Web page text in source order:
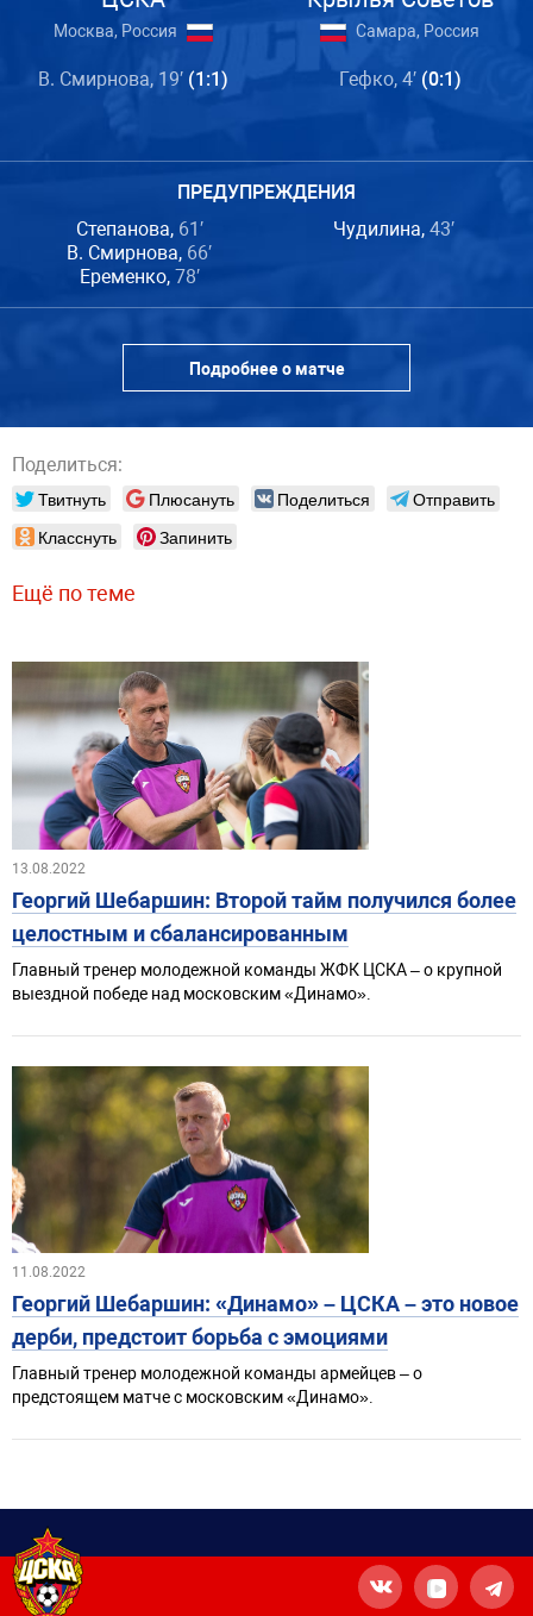
Москва, Россия Самара, Россия
В. Смирнова, 19′ (1:1) Гефко, 4′ (0:1)
ПРЕДУПРЕЖДЕНИЯ
Степанова, 61′
В. Смирнова, 66′
Еременко, 78′
Чудилина, 43′
Подробнее о матче
Поделиться:
Твитнуть Плюсануть Поделиться
Отправить
Класснуть
Запинить
Ещё по теме
13.08.2022
Георгий Шебаршин: Второй тайм получился более
целостным и сбалансированным
Главный тренер молодежной команды ЖФК ЦСКА – о крупной
выездной победе над московским «Динамо».
11.08.2022
Георгий Шебаршин: «Динамо» – ЦСКА – это новое
дерби, предстоит борьба с эмоциями
Главный тренер молодежной команды армейцев – о
предстоящем матче с московским «Динамо».